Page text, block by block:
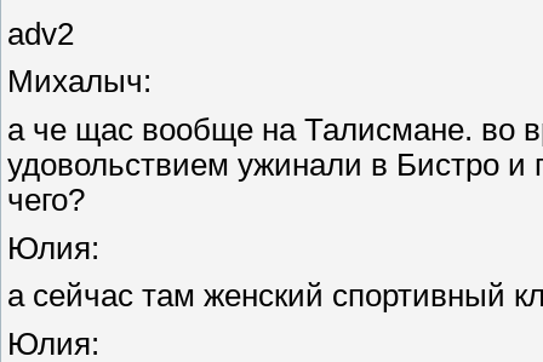
adv2
Михалыч:
а че щас вообще на Талисмане. во
удовольствием ужинали в Бистро
чего?
Юлия:
а сейчас там женский спортивный
Юлия: